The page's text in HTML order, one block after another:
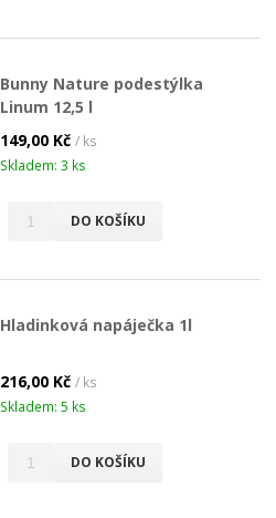
Bunny Nature podestýlka
Linum 12,5 l
149,00 Kč / ks
Skladem: 3 ks
DO KOŠÍKU
Hladinková napáječka 1l
216,00 Kč / ks
Skladem: 5 ks
DO KOŠÍKU